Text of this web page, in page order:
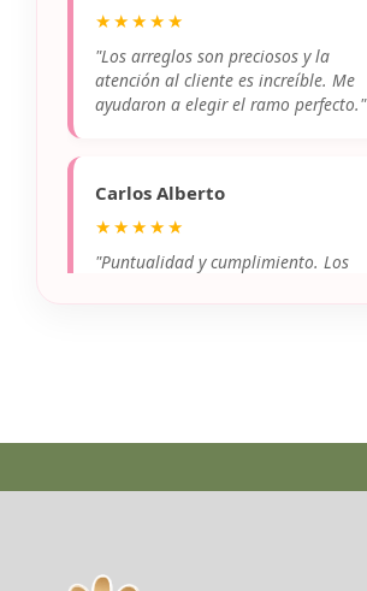
★★★★★
"Los arreglos son preciosos y la
atención al cliente es increíble. Me
ayudaron a elegir el ramo perfecto."
Carlos Alberto
★★★★★
"Puntualidad y cumplimiento. Los
El servicio de entrega a domicilio en